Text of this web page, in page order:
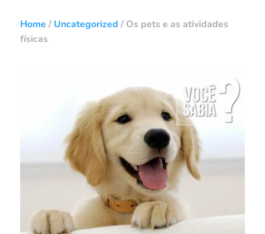
Home / Uncategorized / Os pets e as atividades
físicas